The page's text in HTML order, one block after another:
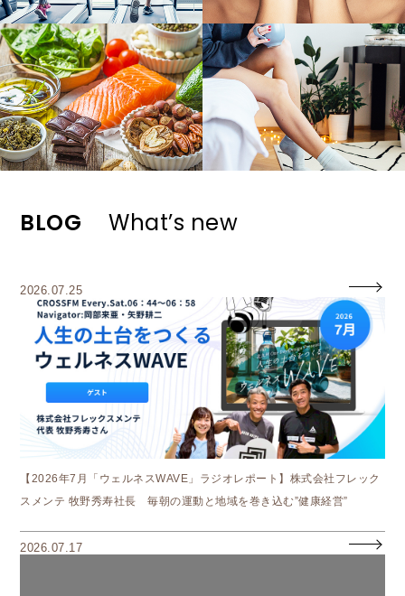
BLOG What’s new
2026.07.25
【2026年7月「ウェルネスWAVE」ラジオレポート】株式会社フレック
スメンテ 牧野秀寿社長 毎朝の運動と地域を巻き込む”健康経営”
2026.07.17